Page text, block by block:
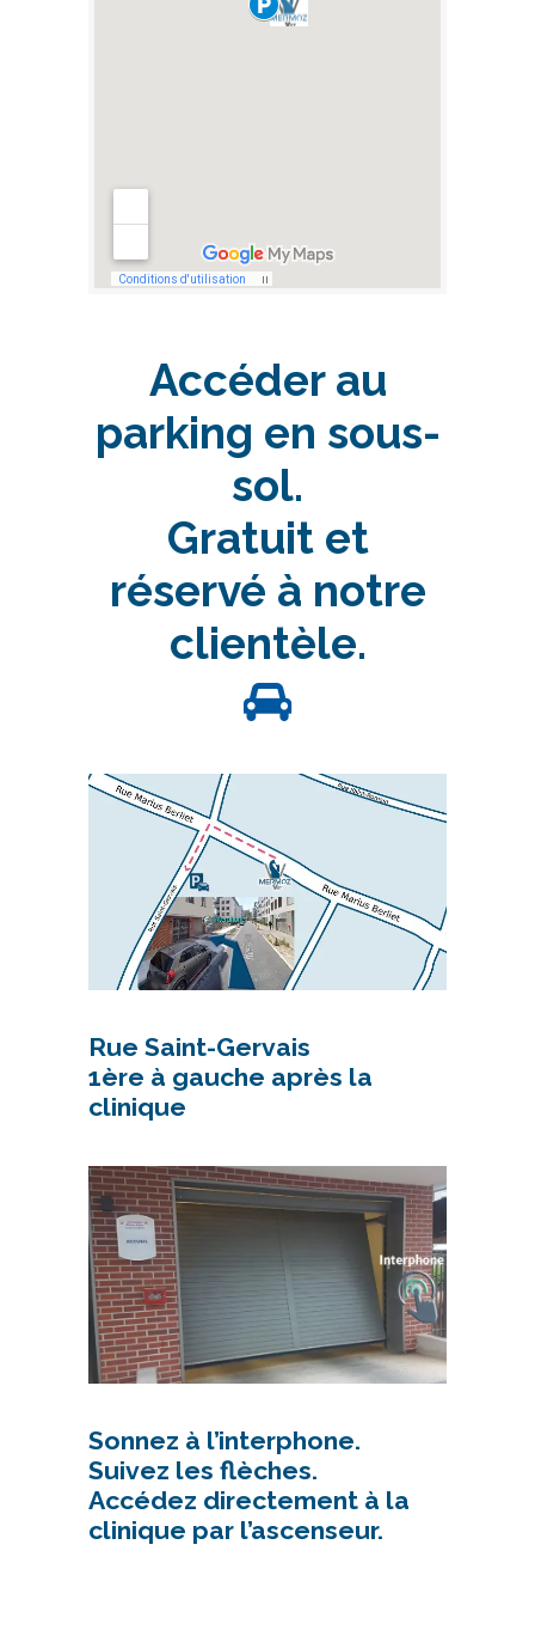
Accéder au
parking en sous-
sol.
Gratuit et
réservé à notre
clientèle.
Rue Saint-Gervais
1ère à gauche après la
clinique
Sonnez à l’interphone.
Suivez les flèches.
Accédez directement à la
clinique par l’ascenseur.